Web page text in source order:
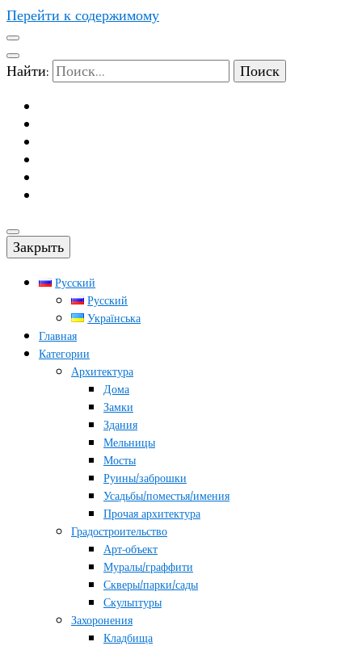
Перейти к содержимому
Найти:
Закрыть
Русский
Русский
Українська
Главная
Категории
Архитектура
Дома
Замки
Здания
Мельницы
Мосты
Руины/заброшки
Усадьбы/поместья/имения
Прочая архитектура
Градостроительство
Арт-объект
Муралы/граффити
Скверы/парки/сады
Скульптуры
Захоронения
Кладбища